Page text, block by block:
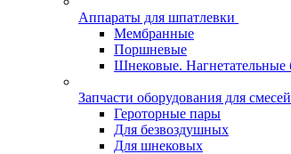
Аппараты для шпатлевки
Мембранные
Поршневые
Шнековые. Нагнетательные
Запчасти оборудования для смесей
Героторные пары
Для безвоздушных
Для шнековых